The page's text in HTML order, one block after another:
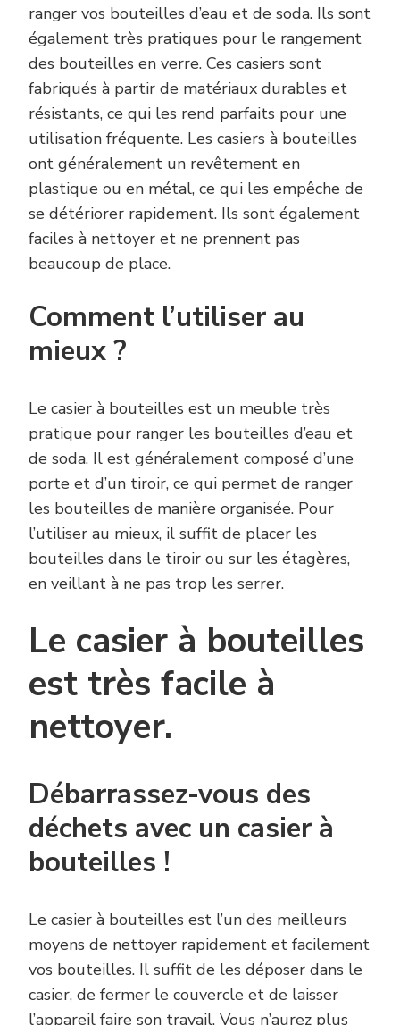
ranger vos bouteilles d’eau et de soda. Ils sont
également très pratiques pour le rangement
des bouteilles en verre. Ces casiers sont
fabriqués à partir de matériaux durables et
résistants, ce qui les rend parfaits pour une
utilisation fréquente. Les casiers à bouteilles
ont généralement un revêtement en
plastique ou en métal, ce qui les empêche de
se détériorer rapidement. Ils sont également
faciles à nettoyer et ne prennent pas
beaucoup de place.
Comment l’utiliser au
mieux ?
Le casier à bouteilles est un meuble très
pratique pour ranger les bouteilles d’eau et
de soda. Il est généralement composé d’une
porte et d’un tiroir, ce qui permet de ranger
les bouteilles de manière organisée. Pour
l’utiliser au mieux, il suffit de placer les
bouteilles dans le tiroir ou sur les étagères,
en veillant à ne pas trop les serrer.
Le casier à bouteilles
est très facile à
nettoyer.
Débarrassez-vous des
déchets avec un casier à
bouteilles !
Le casier à bouteilles est l’un des meilleurs
moyens de nettoyer rapidement et facilement
vos bouteilles. Il suffit de les déposer dans le
casier, de fermer le couvercle et de laisser
l’appareil faire son travail. Vous n’aurez plus